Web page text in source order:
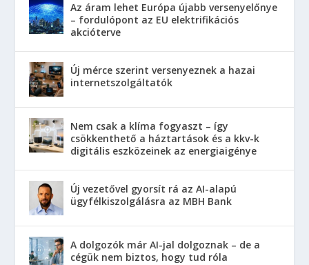
Az áram lehet Európa újabb versenyelőnye
– fordulópont az EU elektrifikációs
akcióterve
Új mérce szerint versenyeznek a hazai
internetszolgáltatók
Nem csak a klíma fogyaszt – így
csökkenthető a háztartások és a kkv-k
digitális eszközeinek az energiaigénye
Új vezetővel gyorsít rá az AI-alapú
ügyfélkiszolgálásra az MBH Bank
A dolgozók már AI-jal dolgoznak – de a
cégük nem biztos, hogy tud róla